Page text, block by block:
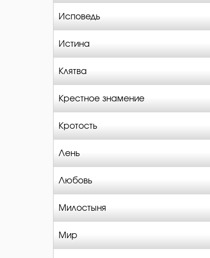
Исповедь
Истина
Клятва
Крестное знамение
Кротость
Лень
Любовь
Милостыня
Мир